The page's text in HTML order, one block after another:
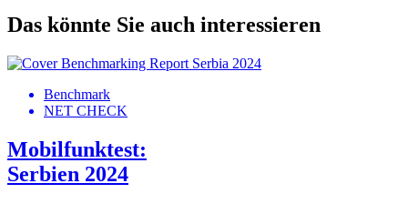
Das könnte Sie auch interessieren
Benchmark
NET CHECK
Mobilfunktest:
Serbien 2024